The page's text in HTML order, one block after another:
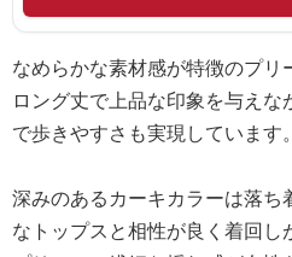
なめらかな素材感が特徴のプリ
ロング丈で上品な印象を与えな
で歩きやすさも実現しています。
深みのあるカーキカラーは落ち
なトップスと相性が良く着回し